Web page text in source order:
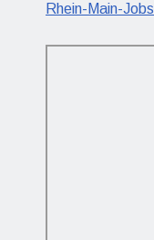
Rhein-Main-Jobs